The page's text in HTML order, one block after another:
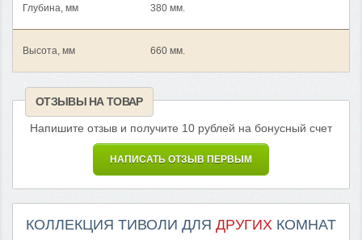
Глубина, мм 380 мм.
Высота, мм 660 мм.
ОТЗЫВЫ НА ТОВАР
Напишите отзыв и получите 10 рублей на бонусный счет
НАПИСАТЬ ОТЗЫВ ПЕРВЫМ
КОЛЛЕКЦИЯ ТИВОЛИ ДЛЯ ДРУГИХ КОМНАТ